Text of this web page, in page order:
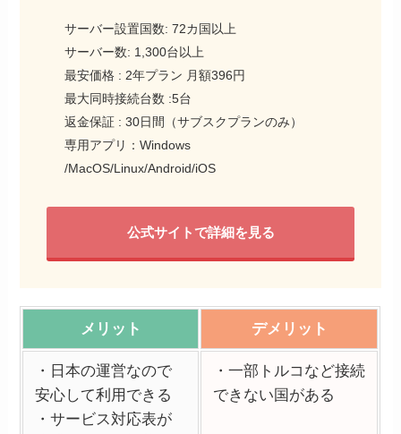
サーバー設置国数: 72カ国以上
サーバー数: 1,300台以上
最安価格 : 2年プラン 月額396円
最大同時接続台数 :5台
返金保証 : 30日間（サブスクプランのみ）
専用アプリ：Windows
/MacOS/Linux/Android/iOS
公式サイトで詳細を見る
メリット デメリット
・日本の運営なので
安心して利用できる
・サービス対応表が
・一部トルコなど接続
できない国がある